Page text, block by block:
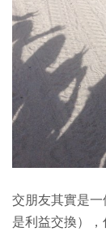
交朋友其實是
是利益交換）